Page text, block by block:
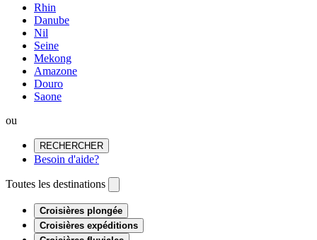
Rhin
Danube
Nil
Seine
Mekong
Amazone
Douro
Saone
ou
RECHERCHER
Besoin d'aide?
Toutes les destinations
Croisières plongée
Croisières expéditions